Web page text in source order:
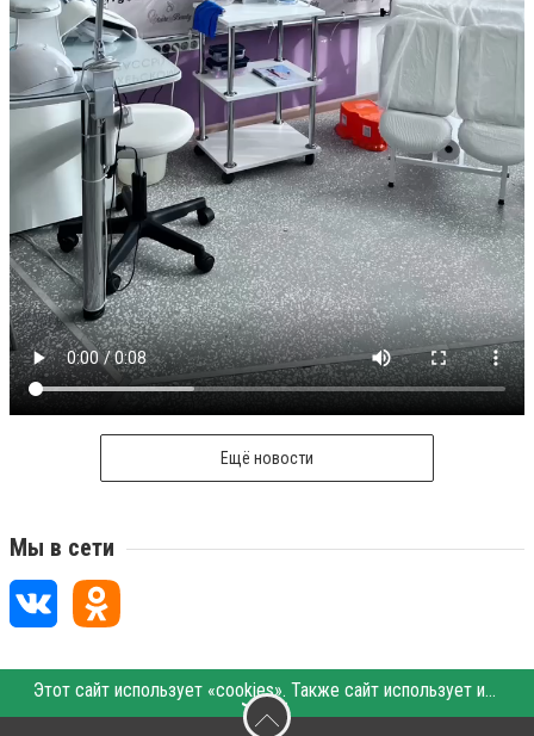
Ещё новости
Мы в сети
Этот сайт использует «cookies». Также сайт использует интернет-сервис для сбора технических данных касательно посетителей с целью получения маркетинговой и статистической информации. Условия обработки данных посетителей сайта см.
〉